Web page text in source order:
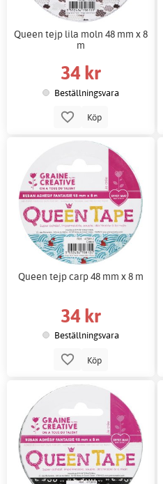
Queen tejp lila moln 48 mm x 8
m
34 kr
Beställningsvara
Köp
Queen tejp carp 48 mm x 8 m
34 kr
Beställningsvara
Köp